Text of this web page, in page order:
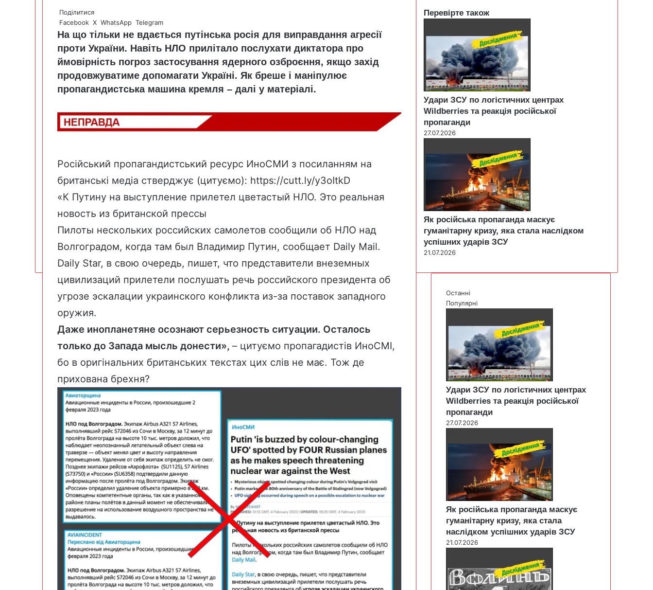
Поділитися
Facebook X WhatsApp Telegram
На що тільки не вдається путінська росія для виправдання агресії
проти України. Навіть НЛО прилітало послухати диктатора про
ймовірність погроз застосування ядерного озброєння, якщо захід
продовжуватиме допомагати Україні. Як бреше і маніпулює
пропагандистська машина кремля – далі у матеріалі.
Російський пропагандистський ресурс ИноСМИ з посиланням на
британські медіа стверджує (цитуємо): https://cutt.ly/y3oItkD
«К Путину на выступление прилетел цветастый НЛО. Это реальная
новость из британской прессы
Пилоты нескольких российских самолетов сообщили об НЛО над
Волгоградом, когда там был Владимир Путин, сообщает Daily Mail.
Daily Star, в свою очередь, пишет, что представители внеземных
цивилизаций прилетели послушать речь российского президента об
угрозе эскалации украинского конфликта из-за поставок западного
оружия.
Даже инопланетяне осознают серьезность ситуации. Осталось
только до Запада мысль донести», – цитуємо пропагадистів ИноСМІ,
бо в оригінальних британських текстах цих слів не має. Тож де
прихована брехня?
Перевірте також
Удари ЗСУ по логістичних центрах
Wildberries та реакція російської
пропаганди
27.07.2026
Як російська пропаганда маскує
гуманітарну кризу, яка стала наслідком
успішних ударів ЗСУ
21.07.2026
Останні
Популярні
Удари ЗСУ по логістичних центрах
Wildberries та реакція російської
пропаганди
27.07.2026
Як російська пропаганда маскує
гуманітарну кризу, яка стала
наслідком успішних ударів ЗСУ
21.07.2026